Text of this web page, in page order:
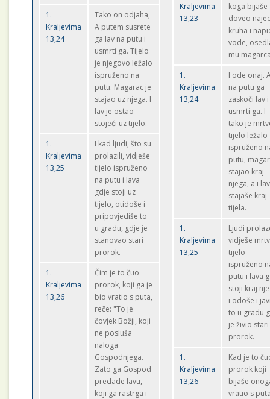
1.
Kraljevima
13,24
Tako on odjaha,
A putem susrete
ga lav na putu i
usmrti ga. Tijelo
je njegovo ležalo
ispruženo na
putu. Magarac je
stajao uz njega. I
lav je ostao
stojeći uz tijelo.
1.
Kraljevima
13,25
I kad ljudi, što su
prolazili, vidješe
tijelo ispruženo
na putu i lava
gdje stoji uz
tijelo, otidoše i
pripovjediše to
u gradu, gdje je
stanovao stari
prorok.
1.
Kraljevima
13,26
Čim je to čuo
prorok, koji ga je
bio vratio s puta,
reče: "To je
čovjek Božji, koji
ne posluša
naloga
Gospodnjega.
Zato ga Gospod
predade lavu,
koji ga rastrga i
Kraljevima
13,23
koga bijaše
doveo
kruha i
vode,
mu
1.
Kraljevima
13,24
I ode onaj.
na putu ga
zaskoči lav i
usmrti ga. I
tako je
tijelo ležalo
ispruženo
putu,
stajao kraj
njega, a i lav
stajaše kraj
tijela.
1.
Kraljevima
13,25
Ljudi
vidješe
tijelo
ispruženo
putu i lava
stoji kraj
i odoše i
to u gradu
je živio stari
prorok.
1.
Kraljevima
13,26
Kad je to
prorok koji
bijaše
vratio s